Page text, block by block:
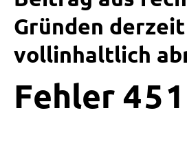
Gründen
vollinhaltlich
Fehler 4 5 1